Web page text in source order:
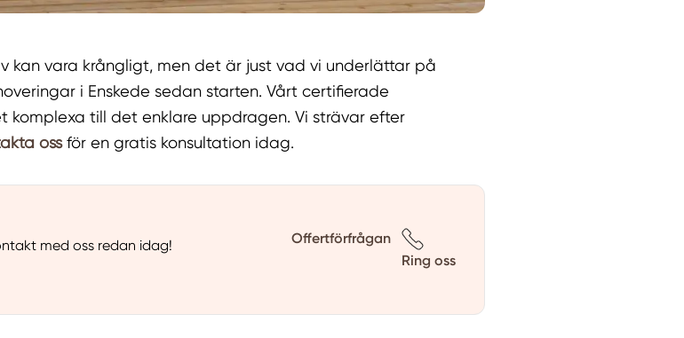
kan vara krångligt, men det är just vad vi underlättar på
i Enskede sedan starten. Vårt certifierade
komplexa till det enklare uppdragen. Vi strävar efter
ossför en gratis konsultation idag.
med oss redan idag!
Offertförfrågan
Ring oss